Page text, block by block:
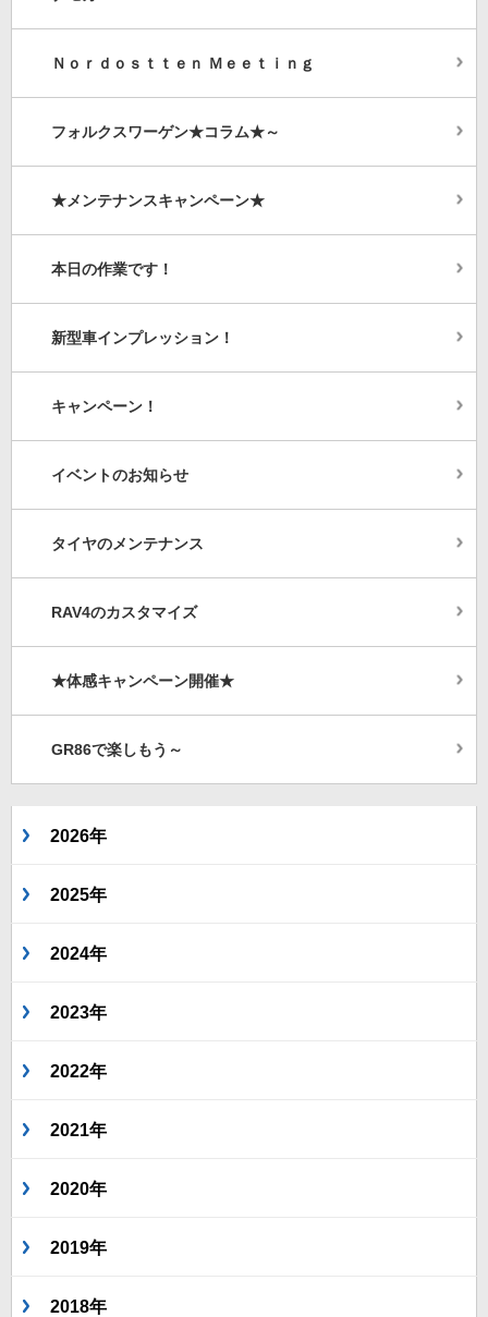
Ｎｏｒｄｏｓｔｔｅｎ Ｍｅｅｔｉｎｇ
フォルクスワーゲン★コラム★～
★メンテナンスキャンペーン★
本日の作業です！
新型車インプレッション！
キャンペーン！
イベントのお知らせ
タイヤのメンテナンス
RAV4のカスタマイズ
★体感キャンペーン開催★
GR86で楽しもう～
2026年
2025年
2024年
2023年
2022年
2021年
2020年
2019年
2018年